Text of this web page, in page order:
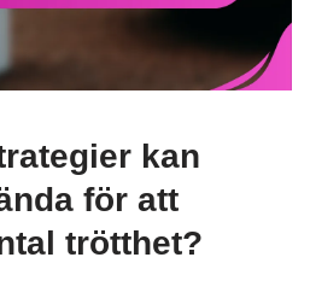
kan
för att
trötthet?